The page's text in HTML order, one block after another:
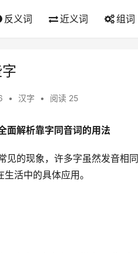
反义词 近义词 组词
• 汉字 • 阅读 25
面解析靠字同音词的用法
的现象，许多字虽然发音相
活中的具体应用。